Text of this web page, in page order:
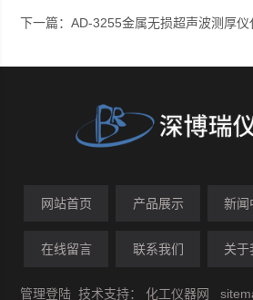
下一篇：AD-3255金属无损超声波测厚
网站首页 产品展示 新闻
在线留言 联系我们 关于
管理登陆 技术支持：化工仪器网